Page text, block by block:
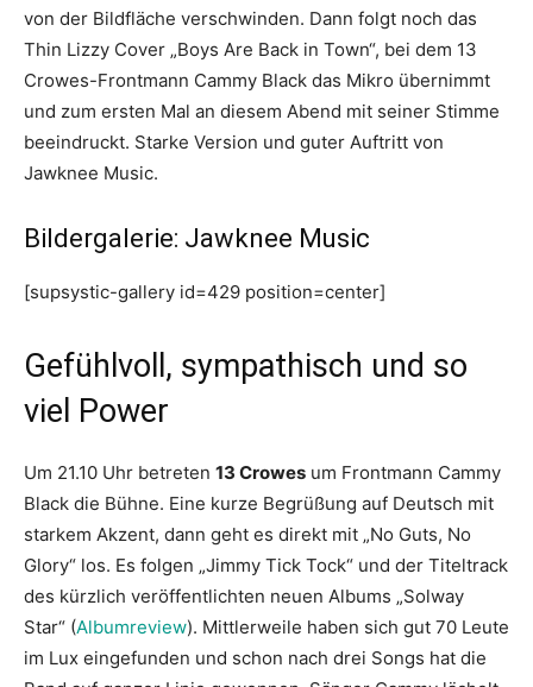
von der Bildfläche verschwinden. Dann folgt noch das
Thin Lizzy Cover „Boys Are Back in Town“, bei dem 13
Crowes-Frontmann Cammy Black das Mikro übernimmt
und zum ersten Mal an diesem Abend mit seiner Stimme
beeindruckt. Starke Version und guter Auftritt von
Jawknee Music.
Bildergalerie: Jawknee Music
[supsystic-gallery id=429 position=center]
Gefühlvoll, sympathisch und so
viel Power
Um 21.10 Uhr betreten 13 Crowes um Frontmann Cammy
Black die Bühne. Eine kurze Begrüßung auf Deutsch mit
starkem Akzent, dann geht es direkt mit „No Guts, No
Glory“ los. Es folgen „Jimmy Tick Tock“ und der Titeltrack
des kürzlich veröffentlichten neuen Albums „Solway
Star“ (Albumreview). Mittlerweile haben sich gut 70 Leute
im Lux eingefunden und schon nach drei Songs hat die